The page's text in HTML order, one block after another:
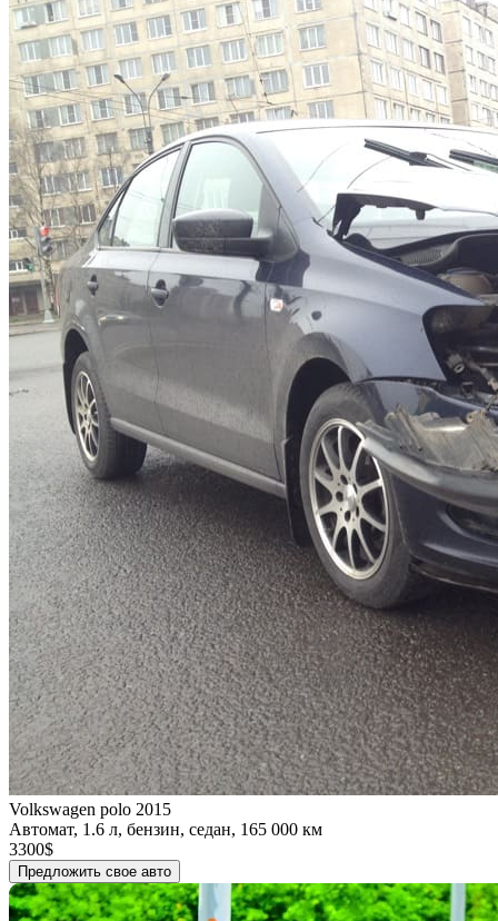
Volkswagen polo 2015
Автомат, 1.6 л, бензин, седан, 165 000 км
3300$
Предложить свое авто